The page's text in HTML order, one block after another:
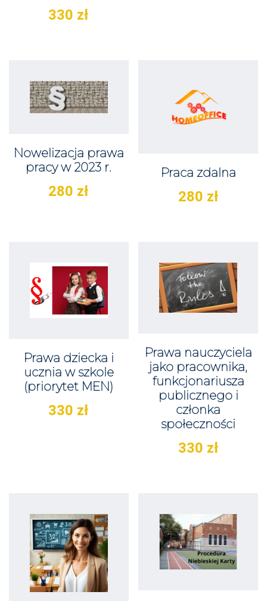
330 zł
Nowelizacja prawa
pracy w 2023 r.
280 zł
Praca zdalna
280 zł
Prawa dziecka i
ucznia w szkole
(priorytet MEN)
330 zł
Prawa nauczyciela
jako pracownika,
funkcjonariusza
publicznego i
członka
społeczności
330 zł